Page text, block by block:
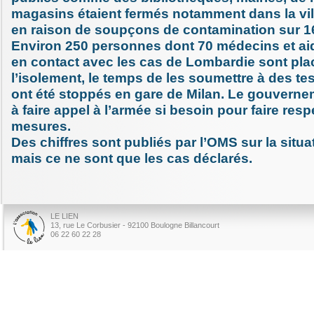
magasins étaient fermés notamment dans la
en raison de soupçons de contamination sur
Environ 250 personnes dont 70 médecins et
en contact avec les cas de Lombardie sont
l’isolement, le temps de les soumettre à des
ont été stoppés en gare de Milan. Le
à faire appel à l’armée si besoin pour faire
mesures.
Des chiffres sont publiés par l’OMS sur la
mais ce ne sont que les cas déclarés.
LE LIEN
13, rue Le Corbusier - 92100 Boulogne Billancourt
06 22 60 22 28